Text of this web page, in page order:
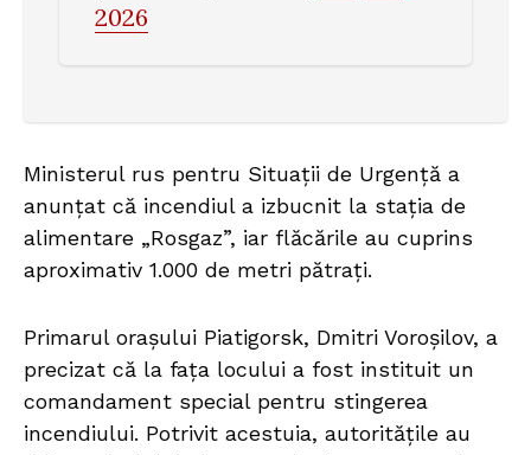
2026
Ministerul rus pentru Situații de Urgență a
anunțat că incendiul a izbucnit la stația de
alimentare „Rosgaz”, iar flăcările au cuprins
aproximativ 1.000 de metri pătrați.
Primarul orașului Piatigorsk, Dmitri Voroșilov, a
precizat că la fața locului a fost instituit un
comandament special pentru stingerea
incendiului. Potrivit acestuia, autoritățile au